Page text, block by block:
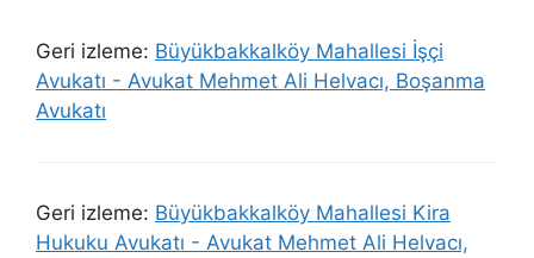
Geri izleme: Büyükbakkalköy Mahallesi İşçi
Avukatı - Avukat Mehmet Ali Helvacı, Boşanma
Avukatı
Geri izleme: Büyükbakkalköy Mahallesi Kira
Hukuku Avukatı - Avukat Mehmet Ali Helvacı,